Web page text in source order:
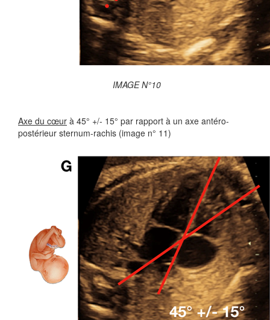
IMAGE N°10
Axe du cœur à 45° +/- 15° par rapport à un axe antéro-
postérieur sternum-rachis (image n° 11)